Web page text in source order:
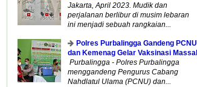
Jakarta, April 2023. Mudik dan
perjalanan berlibur di musim lebaran
ini menjadi sebuah rangkaian...
Polres Purbalingga Gandeng PCNU
dan Kemenag Gelar Vaksinasi Massal
Purbalingga - Polres Purbalingga
menggandeng Pengurus Cabang
Nahdlatul Ulama (PCNU) dan...